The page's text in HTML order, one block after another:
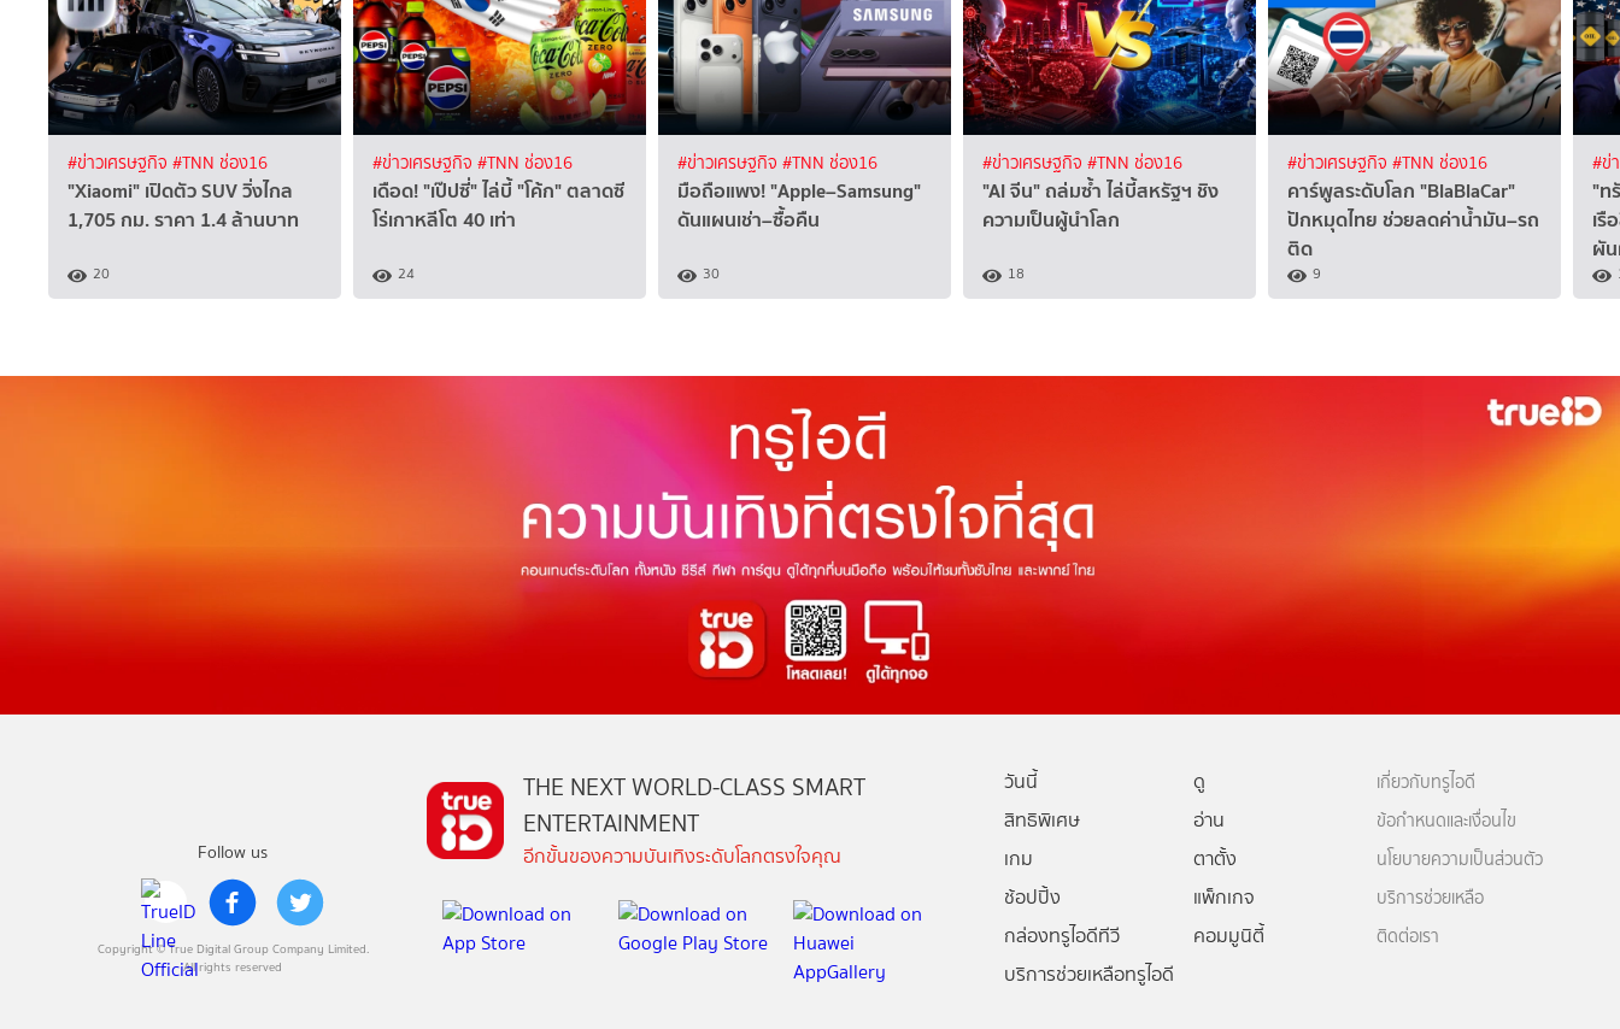
#ข่าวเศรษฐกิจ #TNN ช่อง16
"Xiaomi" เปิดตัว SUV วิ่งไกล
1,705 กม. ราคา 1.4 ล้านบาท
20
#ข่าวเศรษฐกิจ #TNN ช่อง16
เดือด! "เป๊ปซี่" ไล่บี้ "โค้ก" ตลาดซี
โร่เกาหลีโต 40 เท่า
24
#ข่าวเศรษฐกิจ #TNN ช่อง16
มือถือแพง! "Apple–Samsung"
ดันแผนเช่า–ซื้อคืน
30
#ข่าวเศรษฐกิจ #TNN ช่อง16
"AI จีน" ถล่มซ้ำ ไล่บี้สหรัฐฯ ชิง
ความเป็นผู้นำโลก
18
#ข่าวเศรษฐกิจ #TNN ช่อง16
คาร์พูลระดับโลก "BlaBlaCar"
ปักหมุดไทย ช่วยลดค่าน้ำมัน–รถ
ติด
9
#ข่
"ท
เ
ผั
Follow us
Copyright © True Digital Group Company Limited.
All rights reserved
THE NEXT WORLD-CLASS SMART
ENTERTAINMENT
อีกขั้นของความบันเทิงระดับโลกตรงใจคุณ
วันนี้
ดู
สิทธิพิเศษ
อ่าน
เกม
ตาตั้ง
ช้อปปิ้ง
แพ็กเกจ
กล่องทรูไอดีทีวี
คอมมูนิตี้
บริการช่วยเหลือทรูไอดี
เกี่ยวกับทรูไอดี
ข้อกำหนดและเงื่อนไข
นโยบายความเป็นส่วนตัว
บริการช่วยเหลือ
ติดต่อเรา